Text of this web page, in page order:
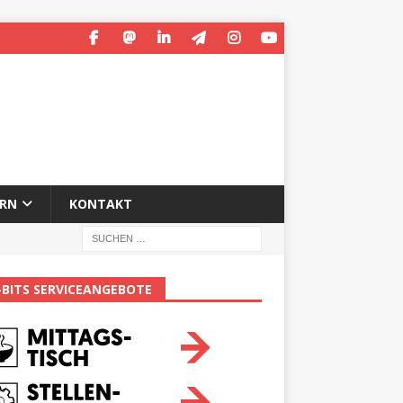
KONTAKT
SERVICEANGEBOTE